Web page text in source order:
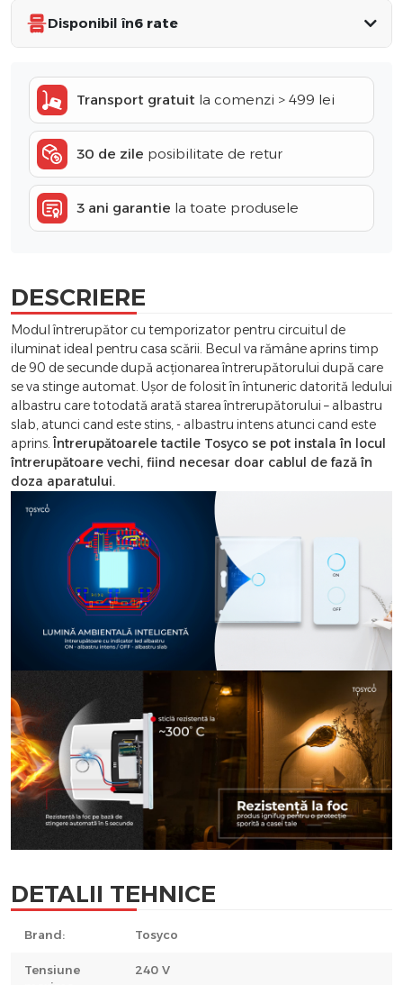
Disponibil în6 rate
Transport gratuit la comenzi > 499 lei
30 de zile posibilitate de retur
3 ani garantie la toate produsele
DESCRIERE
Modul întrerupător cu temporizator pentru circuitul de
iluminat ideal pentru casa scării. Becul va rămâne aprins timp
de 90 de secunde după acționarea întrerupătorului după care
se va stinge automat. Ușor de folosit în întuneric datorită ledului
albastru care totodată arată starea întrerupătorului – albastru
slab, atunci cand este stins, - albastru intens atunci cand este
aprins.Întrerupătoarele tactile Tosyco se pot instala în locul
întrerupătoare vechi, fiind necesar doar cablul de fază în
doza aparatului.
DETALII TEHNICE
Brand: Tosyco
Tensiune
240 V